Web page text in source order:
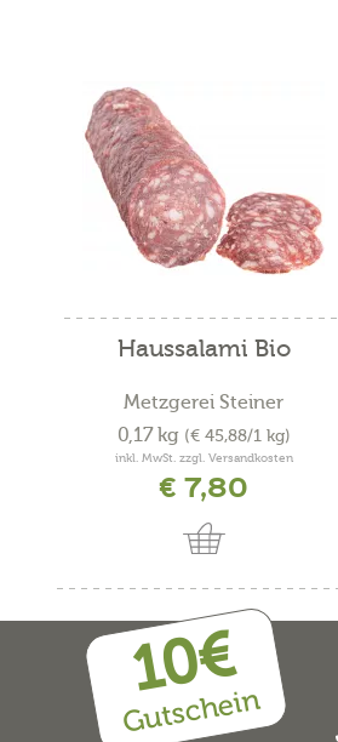
Haussalami Bio
Metzgerei Steiner
0,17 kg (€ 45,88/1 kg)
inkl. MwSt. zzgl. Versandkosten
€ 7,80
10€
Gutschein